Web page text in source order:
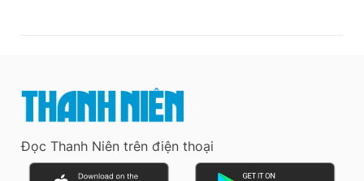
Đọc Thanh Niên trên điện thoại